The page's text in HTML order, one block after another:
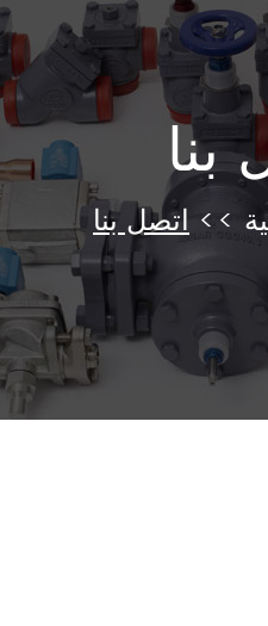
>> اتصل بنا